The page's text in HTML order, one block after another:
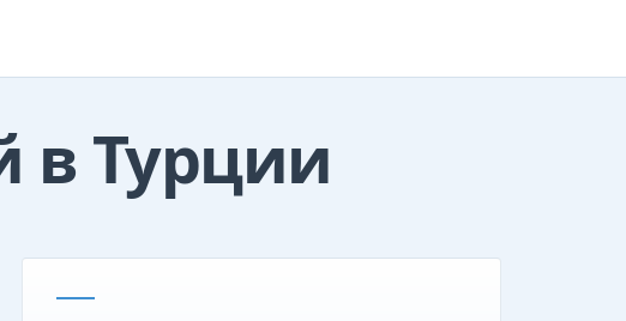
в Турции